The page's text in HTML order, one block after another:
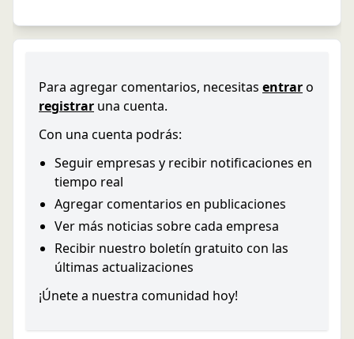
Para agregar comentarios, necesitas entraro
registrar una cuenta.
Con una cuenta podrás:
Seguir empresas y recibir notificaciones en
tiempo real
Agregar comentarios en publicaciones
Ver más noticias sobre cada empresa
Recibir nuestro boletín gratuito con las
últimas actualizaciones
¡Únete a nuestra comunidad hoy!